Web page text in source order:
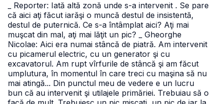
_ Reporter: Iată altă zonă unde s-a intervenit . Se pare
că aici aţi făcut iarăşi o muncă destul de insistentă,
destul de puternică. Ce s-a întâmplat aici? Aţi mai
muşcat din mal, aţi mai lăţit un pic?
_ Gheorghe
Nicolae: Aici era numai stâncă de piatră. Am intervenit
cu picamerul electric, cu un generator şi cu
excavatorul. Am rupt vîrfurile de stâncă şi am făcut
umplutura, în momentul în care treci cu maşina să nu
mai atingă... Din punctul meu de vedere e un lucru
bun că au intervenit şi utilajele primăriei. Trebuiau să o